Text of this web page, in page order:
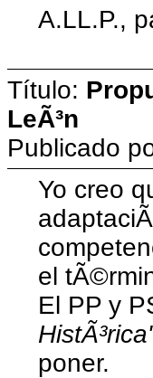
A.LL.P.,
Título:
LeÃ³n
Publicado
Yo creo
el
El PP y
poner.